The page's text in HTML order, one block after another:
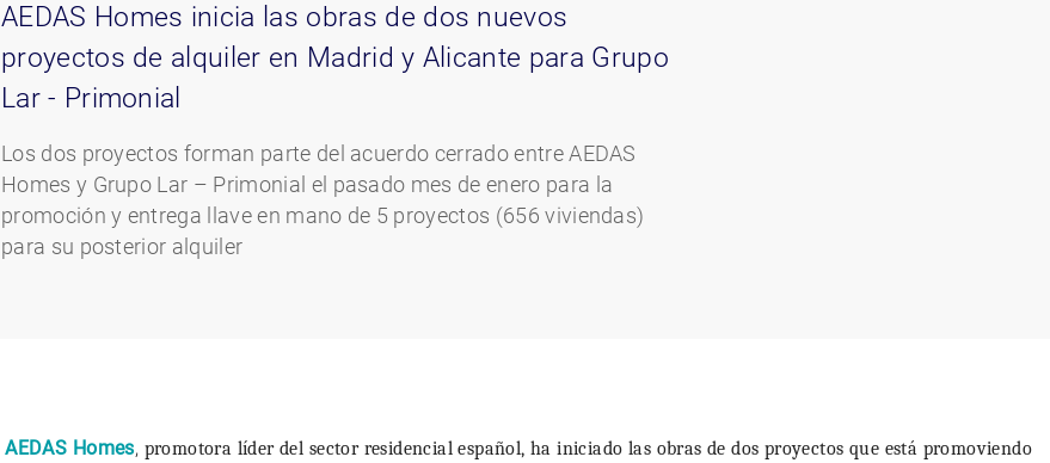
AEDAS Homes inicia las obras de dos nuevos
proyectos de alquiler en Madrid y Alicante para Grupo
Lar - Primonial
Los dos proyectos forman parte del acuerdo cerrado entre AEDAS
Homes y Grupo Lar – Primonial el pasado mes de enero para la
promoción y entrega llave en mano de 5 proyectos (656 viviendas)
para su posterior alquiler
AEDAS Homes, promotora líder del sector residencial español, ha iniciado las obras de dos proyectos que está promoviendo